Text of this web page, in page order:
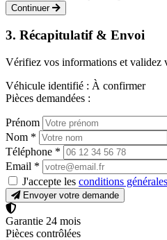
Continuer
3. Récapitulatif & Envoi
Vérifiez vos informations et validez
Véhicule identifié : À confirmer
Pièces demandées :
Prénom
Nom *
Téléphone *
Email *
J'accepte les conditions
Envoyer votre demande
Garantie 24 mois
Pièces contrôlées